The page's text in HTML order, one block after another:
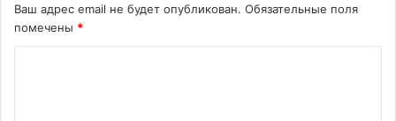
Ваш адрес email не будет опубликован. Обязательные поля
помечены *